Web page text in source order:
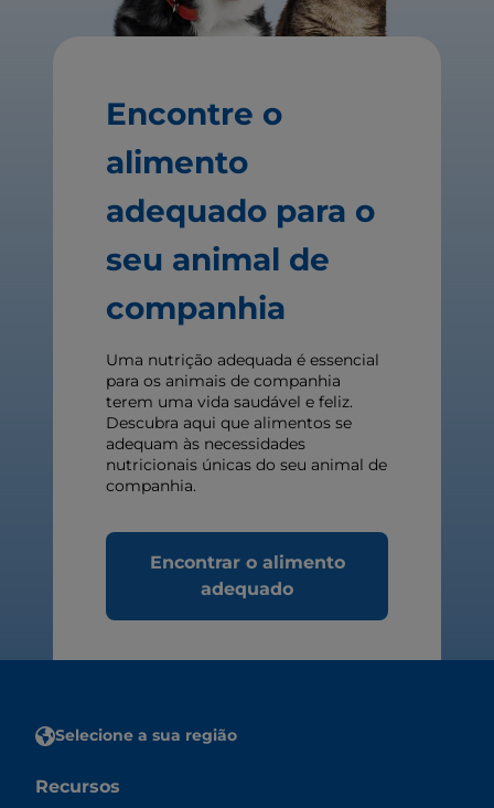
Encontre o
alimento
adequado para o
seu animal de
companhia
Uma nutrição adequada é essencial
para os animais de companhia
terem uma vida saudável e feliz.
Descubra aqui que alimentos se
adequam às necessidades
nutricionais únicas do seu animal de
companhia.
Encontrar o alimento
adequado
Selecione a sua região
Recursos